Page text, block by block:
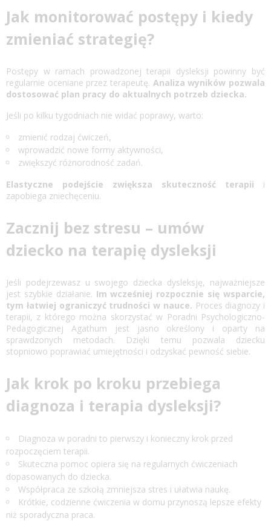
Jak monitorować postępy i kiedy
zmieniać strategię?
Postępy w ramach prowadzonej terapii dysleksji powinny być
regularnie oceniane przez terapeutę. Analiza wyników pozwala
dostosować plan pracy do aktualnych potrzeb dziecka.
Jeśli po kilku tygodniach nie widać poprawy, warto:
zmienić rodzaj ćwiczeń,
wprowadzić nowe formy aktywności,
zwiększyć różnorodność zadań.
Elastyczne podejście zwiększa skuteczność terapii i
zapobiega zniechęceniu.
Zacznij bez stresu – umów
dziecko na terapię dysleksji
Jeśli podejrzewasz u swojego dziecka dysleksję, najważniejsze
jest szybkie działanie. Im wcześniej rozpocznie się wsparcie,
tym łatwiej ograniczyć trudności w nauce. Proces diagnozy i
terapii, z którego można skorzystać w Poradni Psychologiczno-
Pedagogicznej Agathum jest jasno określony i oparty na
sprawdzonych metodach. Dzięki temu pozwala dziecku
stopniowo poprawiać umiejętności i odzyskać pewność siebie.
Jak krok po kroku przebiega
diagnoza i terapia dysleksji?
Diagnoza w poradni to pierwszy i konieczny krok przed
rozpoczęciem terapii.
Skuteczna pomoc opiera się na regularnych ćwiczeniach
dopasowanych do dziecka.
Współpraca ze szkołą zmniejsza stres i ułatwia naukę.
Krótkie, codzienne ćwiczenia w domu przynoszą lepsze efekty
niż sporadyczna praca.